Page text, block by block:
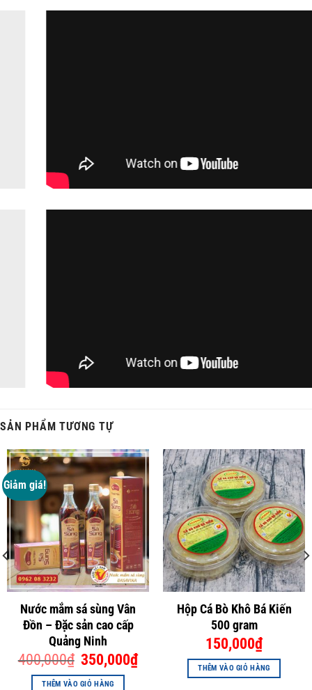
Hộp Tôm Khô lịch sự, phù hợp làm quá biếu tặng
vọng đây sẽ trở thành lựa chọn được nhiều người yêu thích.
Liên hệ đặt hàng:
CÔNG TY TNHH THƯƠNG MẠI ĐẶC SẢN VIỆT NAM
Địa chỉ: Số 1, Lô 4E, Đường Trung Yên 10B, Phường Yên
Hòa, Cầu Giấy, Hà Nội
Điện thoại:0962.08.3232 – 024.66.82.3737
Website: dacsanbakien.com, dasavina.org
Chúc Quý khách có những trải nghiệm tuyệt vời khi lựa
chọn đặt mua các đặc sản mang thương hiệu Bá Kiến!
SẢN PHẨM TƯƠNG TỰ
Giảm giá!
Nước mắm sá sùng Vân
Đồn – Đặc sản cao cấp
Quảng Ninh
400,000₫
Giá
gốc
là:
400,000₫.
350,000₫Giá
THÊM VÀO GIỎ HÀNG
Hộp Cá Bò Khô Bá Kiến
500 gram
150,000₫
THÊM VÀO GIỎ HÀNG